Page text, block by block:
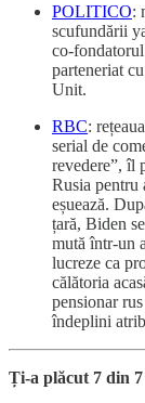
POLITICO:
scufundării
co-
parteneriat
Unit.
RBC:
serial de
revedere”, îl
Rusia pentru
eșuează.
țară, Biden
mută într-un
lucreze ca
călătoria
pensionar
îndeplini
Ți-a plăcut 7 din